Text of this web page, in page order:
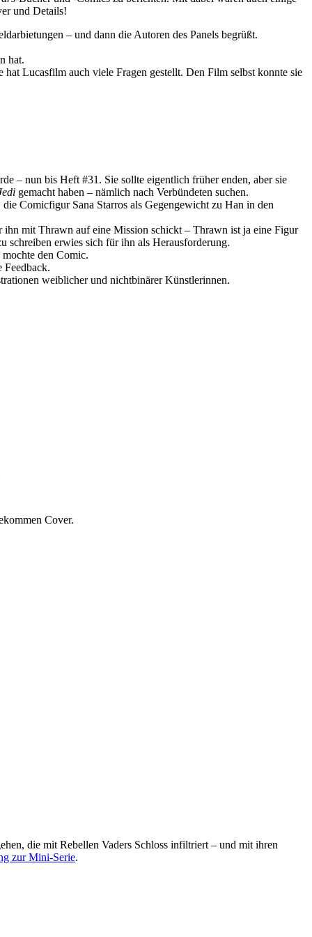
und Details!
– und dann die Autoren des Panels begrüßt.
hat.
hat Lucasfilm auch viele Fragen gestellt. Den Film selbst konnte sie
– nun bis Heft #31. Sie sollte eigentlich früher enden, aber sie
gemacht haben – nämlich nach Verbündeten suchen.
Comicfigur Sana Starros als Gegengewicht zu Han in den
ihn mit Thrawn auf eine Mission schickt – Thrawn ist ja eine Figur
schreiben erwies sich für ihn als Herausforderung.
den Comic.
Feedback.
weiblicher und nichtbinärer Künstlerinnen.
Cover.
die mit Rebellen Vaders Schloss infiltriert – und mit ihren
zur Mini-Serie.